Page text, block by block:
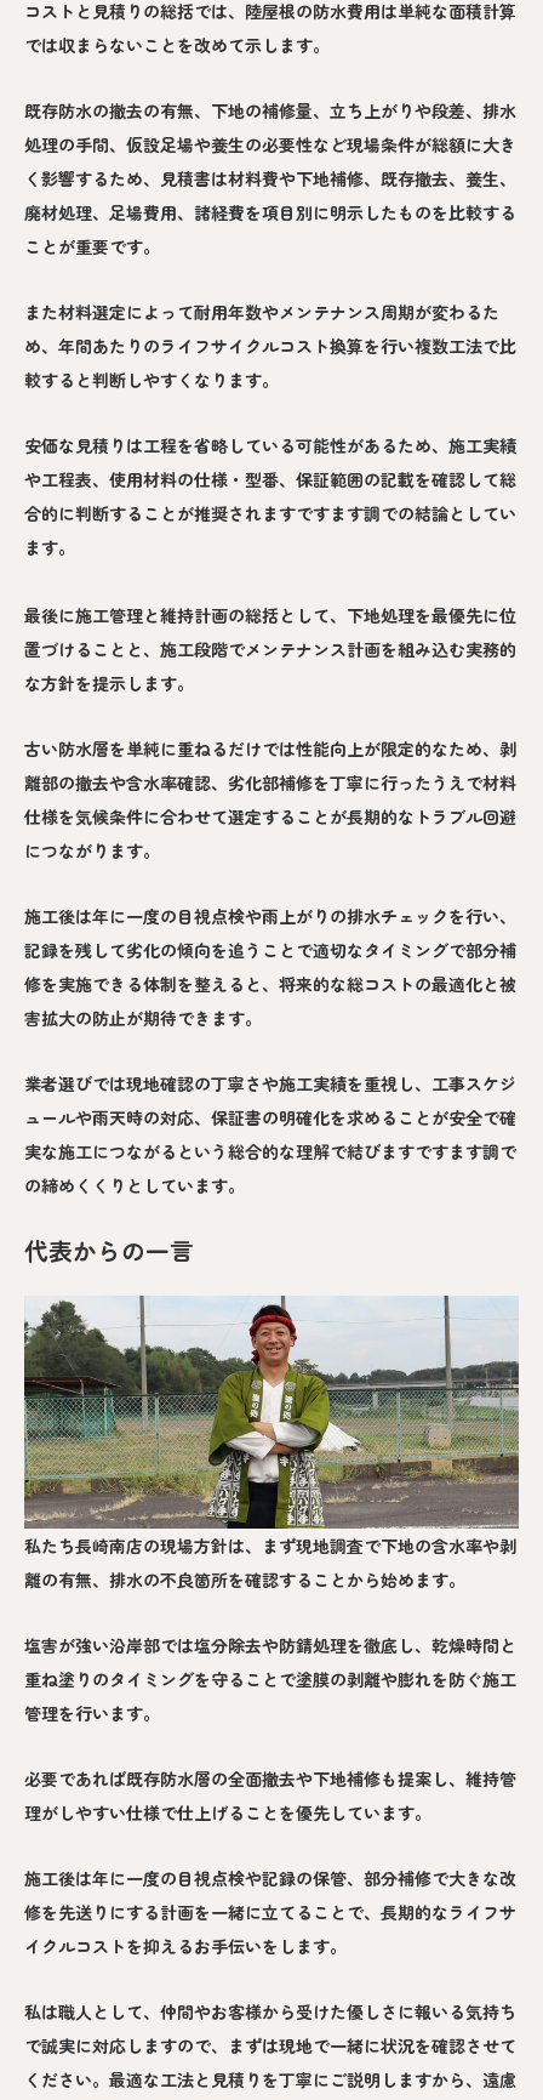
コストと見積りの総括では、陸屋根の防水費用は単純な面積計算
では収まらないことを改めて示します。
既存防水の撤去の有無、下地の補修量、立ち上がりや段差、排水
処理の手間、仮設足場や養生の必要性など現場条件が総額に大き
く影響するため、見積書は材料費や下地補修、既存撤去、養生、
廃材処理、足場費用、諸経費を項目別に明示したものを比較する
ことが重要です。
また材料選定によって耐用年数やメンテナンス周期が変わるた
め、年間あたりのライフサイクルコスト換算を行い複数工法で比
較すると判断しやすくなります。
安価な見積りは工程を省略している可能性があるため、施工実績
や工程表、使用材料の仕様・型番、保証範囲の記載を確認して総
合的に判断することが推奨されますですます調での結論としてい
ます。
最後に施工管理と維持計画の総括として、下地処理を最優先に位
置づけることと、施工段階でメンテナンス計画を組み込む実務的
な方針を提示します。
古い防水層を単純に重ねるだけでは性能向上が限定的なため、剥
離部の撤去や含水率確認、劣化部補修を丁寧に行ったうえで材料
仕様を気候条件に合わせて選定することが長期的なトラブル回避
につながります。
施工後は年に一度の目視点検や雨上がりの排水チェックを行い、
記録を残して劣化の傾向を追うことで適切なタイミングで部分補
修を実施できる体制を整えると、将来的な総コストの最適化と被
害拡大の防止が期待できます。
業者選びでは現地確認の丁寧さや施工実績を重視し、工事スケジ
ュールや雨天時の対応、保証書の明確化を求めることが安全で確
実な施工につながるという総合的な理解で結びますですます調で
の締めくくりとしています。
代表からの一言
私たち長崎南店の現場方針は、まず現地調査で下地の含水率や剥
離の有無、排水の不良箇所を確認することから始めます。
塩害が強い沿岸部では塩分除去や防錆処理を徹底し、乾燥時間と
重ね塗りのタイミングを守ることで塗膜の剥離や膨れを防ぐ施工
管理を行います。
必要であれば既存防水層の全面撤去や下地補修も提案し、維持管
理がしやすい仕様で仕上げることを優先しています。
施工後は年に一度の目視点検や記録の保管、部分補修で大きな改
修を先送りにする計画を一緒に立てることで、長期的なライフサ
イクルコストを抑えるお手伝いをします。
私は職人として、仲間やお客様から受けた優しさに報いる気持ち
で誠実に対応しますので、まずは現地で一緒に状況を確認させて
ください。最適な工法と見積りを丁寧にご説明しますから、遠慮